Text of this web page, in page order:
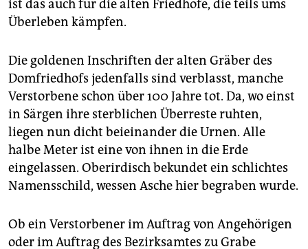
ist das auch für die alten Friedhöfe, die teils ums
Überleben kämpfen.
Die goldenen Inschriften der alten Gräber des
Domfriedhofs jedenfalls sind verblasst, manche
Verstorbene schon über 100 Jahre tot. Da, wo einst
in Särgen ihre sterblichen Überreste ruhten,
liegen nun dicht beieinander die Urnen. Alle
halbe Meter ist eine von ihnen in die Erde
eingelassen. Oberirdisch bekundet ein schlichtes
Namensschild, wessen Asche hier begraben wurde.
Ob ein Verstorbener im Auftrag von Angehörigen
oder im Auftrag des Bezirksamtes zu Grabe